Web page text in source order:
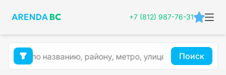
+7 (812) 987-76-31
Поиск